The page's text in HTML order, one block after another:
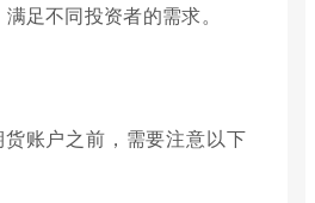
足不同投资者的需求。
账户之前，需要注意以下